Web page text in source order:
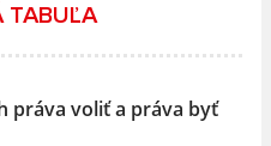
TABUĽA
práva voliť a práva byť